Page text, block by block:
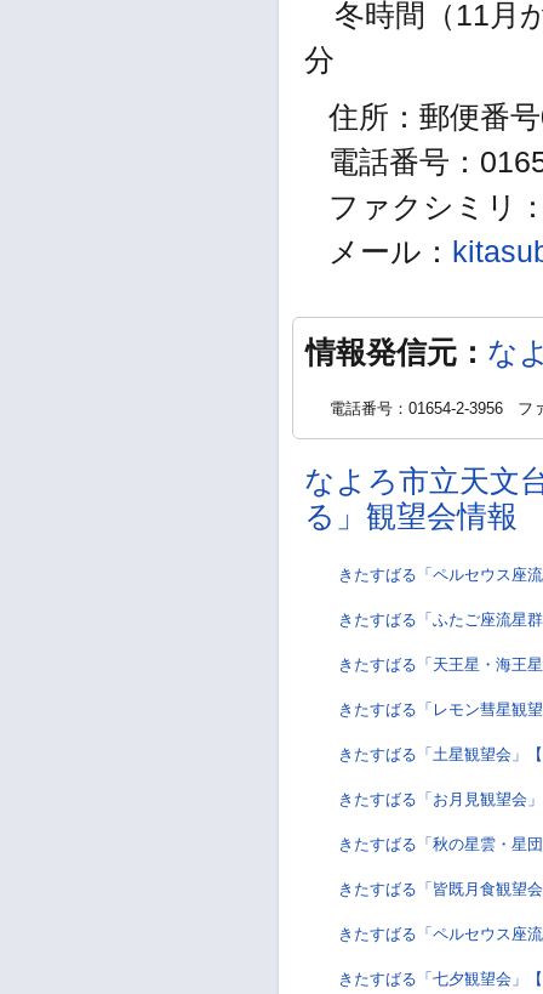
冬時間（11月
分
住所：郵便番
電話番号：
ファクシミリ
メール：
情報発信元： な
電話番号：01654-2-3956 フ
なよろ市立天文
る」観望会情報
きたすばる「ペルセウス座
きたすばる「ふたご座流星
きたすばる「天王星・海王
きたすばる「レモン彗星観
きたすばる「土星観望会」
きたすばる「お月見観望会
きたすばる「秋の星雲・星
きたすばる「皆既月食観望
きたすばる「ペルセウス座
きたすばる「七夕観望会